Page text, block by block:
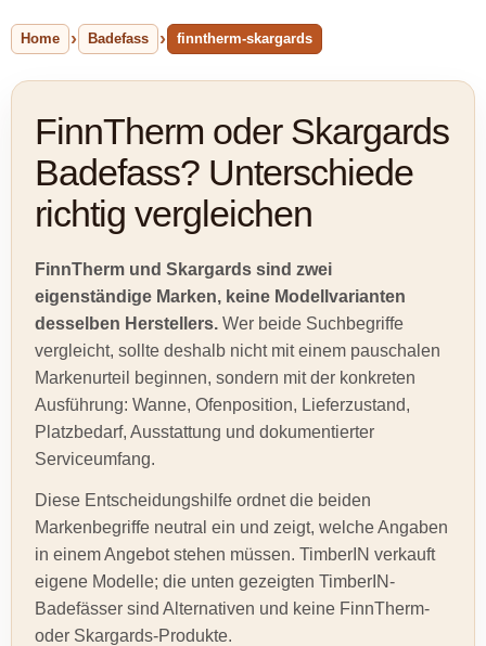
Home Badefass finntherm-skargards
FinnTherm oder Skargards
Badefass? Unterschiede
richtig vergleichen
FinnTherm und Skargards sind zwei
eigenständige Marken, keine Modellvarianten
desselben Herstellers. Wer beide Suchbegriffe
vergleicht, sollte deshalb nicht mit einem pauschalen
Markenurteil beginnen, sondern mit der konkreten
Ausführung: Wanne, Ofenposition, Lieferzustand,
Platzbedarf, Ausstattung und dokumentierter
Serviceumfang.
Diese Entscheidungshilfe ordnet die beiden
Markenbegriffe neutral ein und zeigt, welche Angaben
in einem Angebot stehen müssen. TimberIN verkauft
eigene Modelle; die unten gezeigten TimberIN-
Badefässer sind Alternativen und keine FinnTherm-
oder Skargards-Produkte.